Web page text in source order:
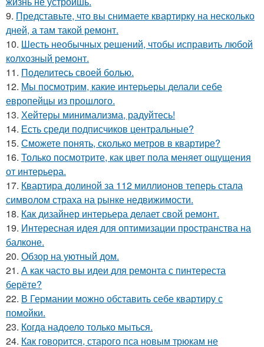
9. Представьте, что вы снимаете квартирку на несколько
дней, а там такой ремонт.
10. Шесть необычных решений, чтобы исправить любой
колхозный ремонт.
11. Поделитесь своей болью.
12. Мы посмотрим, какие интерьеры делали себе
европейцы из прошлого.
13. Хейтеры минимализма, радуйтесь!
14. Есть среди подписчиков центральные?
15. Сможете понять, сколько метров в квартире?
16. Только посмотрите, как цвет пола меняет ощущения
от интерьера.
17. Квартира долиной за 112 миллионов теперь стала
символом страха на рынке недвижимости.
18. Как дизайнер интерьера делает свой ремонт.
19. Интересная идея для оптимизации пространства на
балконе.
20. Обзор на уютный дом.
21. А как часто вы идеи для ремонта с пинтереста
берёте?
22. В Германии можно обставить себе квартиру с
помойки.
23. Когда надоело только мыться.
24. Как говорится, старого пса новым трюкам не